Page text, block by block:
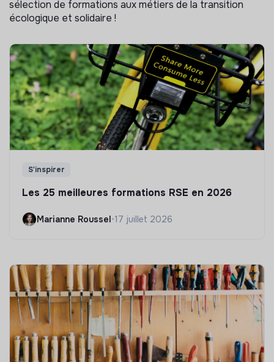
sélection de formations aux métiers de la transition
écologique et solidaire !
S'inspirer
Les 25 meilleures formations RSE en 2026
Marianne Roussel•17 juillet 2026